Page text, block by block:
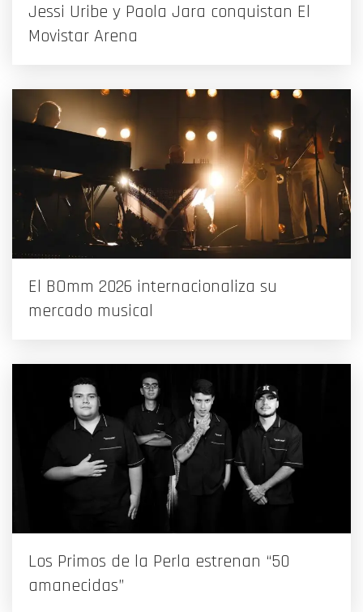
Jessi Uribe y Paola Jara conquistan El
Movistar Arena
El BOmm 2026 internacionaliza su
mercado musical
Los Primos de la Perla estrenan “50
amanecidas”